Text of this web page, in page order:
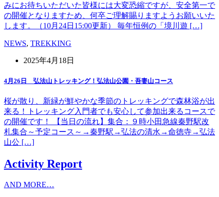
みにお待ちいただいた皆様には大変恐縮ですが、安全第一で
の開催となりますため、何卒ご理解賜りますようお願いいた
します。（10月24日15:00更新） 毎年恒例の「境川遊 […]
NEWS, TREKKING
2025年4月18日
4月26日 弘法山トレッキング！弘法山公園・吾妻山コース
桜が散り、新緑が鮮やかな季節のトレッキングで森林浴が出
来る！トレッキング入門者でも安心して参加出来るコースで
の開催です！ 【当日の流れ】集合：９時小田急線秦野駅改
札集合～予定コース～→秦野駅→弘法の清水→命徳寺→弘法
山公 […]
Activity Report
AND MORE…